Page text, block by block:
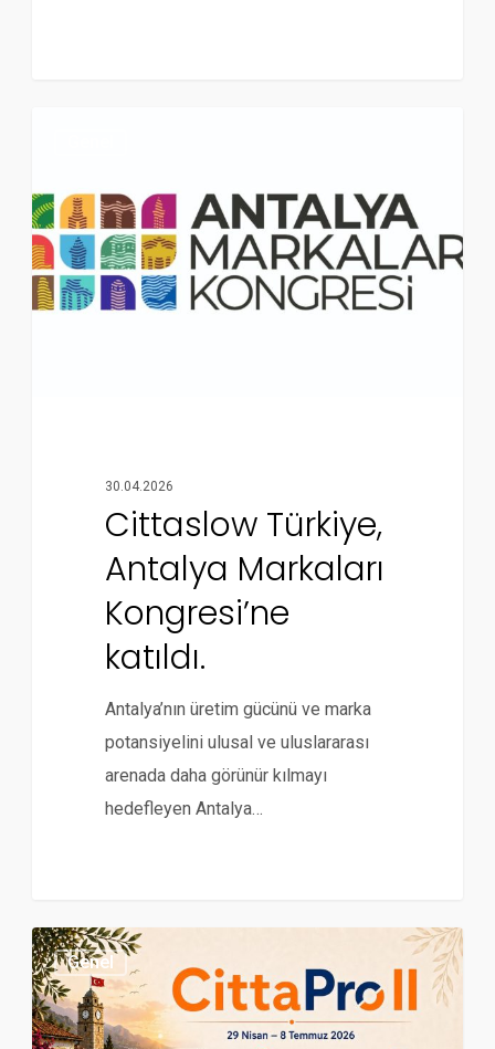
30.04.2026
Cittaslow Türkiye,
Antalya Markaları
Kongresi’ne
katıldı.
Antalya’nın üretim gücünü ve marka
potansiyelini ulusal ve uluslararası
arenada daha görünür kılmayı
hedefleyen Antalya…
Genel